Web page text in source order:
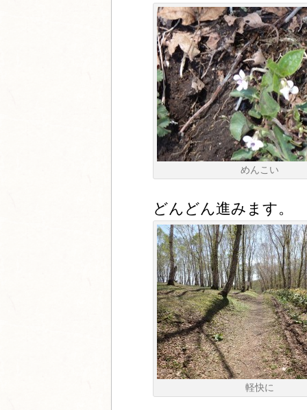
めんこい
どんどん進みます。
軽快に